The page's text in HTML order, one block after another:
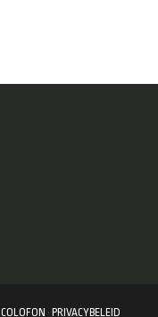
COLOFON · PRIVACYBELEID